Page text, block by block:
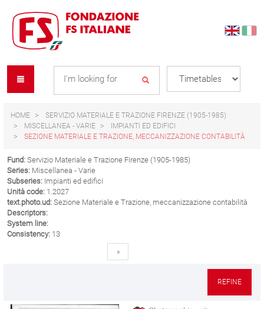
content
navigation
menu
HOME
SERVIZIO MATERIALE E TRAZIONE FIRENZE (1905-1985)
MISCELLANEA - VARIE
IMPIANTI ED EDIFICI
SEZIONE MATERIALE E TRAZIONE, MECCANIZZAZIONE CONTABILITÀ
Fund: Servizio Materiale e Trazione Firenze (1905-1985)
Series: Miscellanea - Varie
Subseries: Impianti ed edifici
Unità code: 1.2027
text.photo.ud: Sezione Materiale e Trazione, meccanizzazione contabilità
Descriptors:
System line:
Consistency: 13
»
REFINE